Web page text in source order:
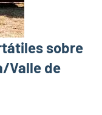
sobre
Valle de